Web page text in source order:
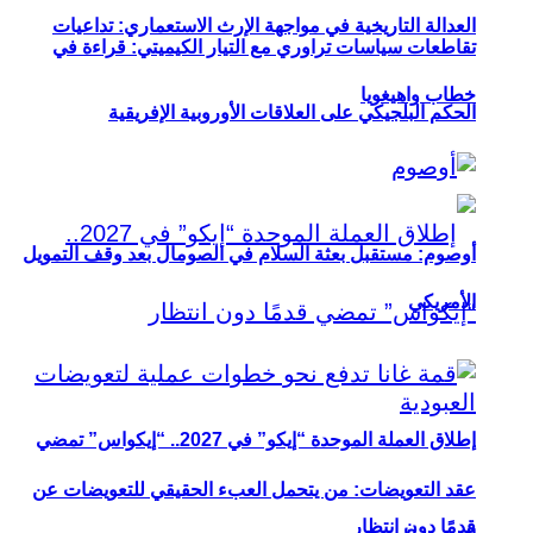
العدالة التاريخية في مواجهة الإرث الاستعماري: تداعيات
الحكم البلجيكي على العلاقات الأوروبية الإفريقية
إطلاق العملة الموحدة “إيكو” في 2027.. “إيكواس” تمضي
قدمًا دون انتظار
تقاطعات سياسات تراوري مع التيار الكيميتي: قراءة في
خطاب واهيغويا
أوصوم: مستقبل بعثة السلام في الصومال بعد وقف التمويل
الأمريكي
عقد التعويضات: من يتحمل العبء الحقيقي للتعويضات عن